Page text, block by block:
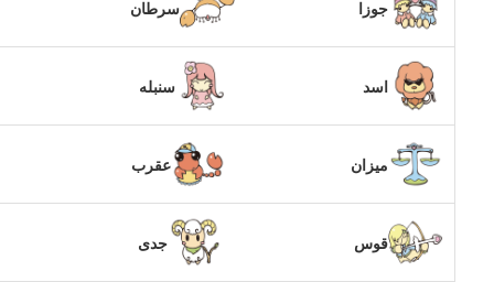
جوزا سرطان
اسد سنبله
میزان عقرب
قوس جدی